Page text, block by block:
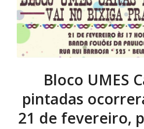
Bloco UMES
pintadas
21 de fevereiro,